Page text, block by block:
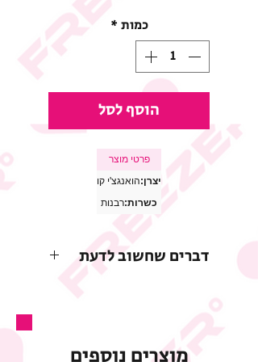
מבצע
כמות *
הוסף לסל
פרטי מוצר
יצרן:הואנגצ'י קו
כשרות:רבנות
דברים שחשוב לדעת
* התמונות להמחשה בלבד
* החברה שומרת לעצמה את
הזכות לשנות או להפסיק
את המבצע בכל עת וללא
מוצרים נוספים